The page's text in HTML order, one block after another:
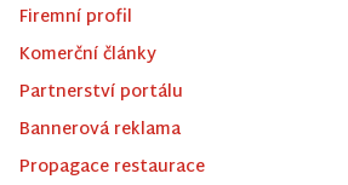
Firemní profil
Komerční články
Partnerství portálu
Bannerová reklama
Propagace restaurace